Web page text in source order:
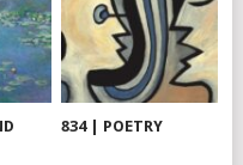
834 | POETRY